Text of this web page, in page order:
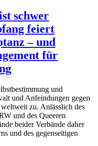
schwer
feiert
– und
für
und
und Anfeindungen gegen
zu. Anlässlich des
und des Queeren
beider Verbände daher
und des gegenseitigen